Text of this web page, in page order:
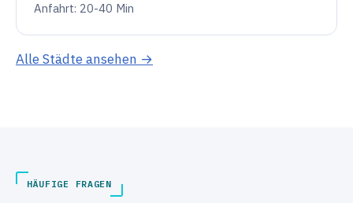
Anfahrt: 20-40 Min
Alle Städte ansehen →
HÄUFIGE FRAGEN